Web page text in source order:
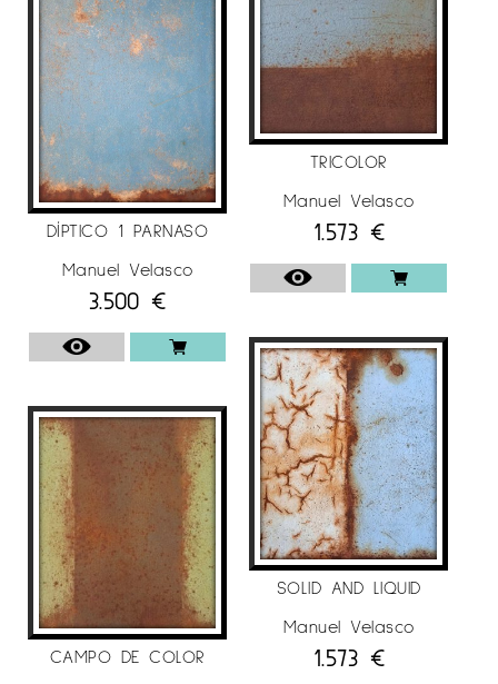
(Càceres), Galeria María Llanos (Càceres),
Col·legi Oficial d’Arquitectes d’Extremadura
(Badajoz), Galeria Gresol (Madrid).
Per a més informació de l’artista Manuel
Velascoen Espai Cavallers Gallery
DÍPTICO 1 PARNASO
Manuel Velasco
3.500 €
CAMPO DE COLOR
TRICOLOR
Manuel Velasco
1.573 €
SOLID AND LIQUID
Manuel Velasco
1.573 €